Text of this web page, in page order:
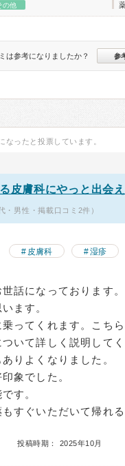
の他
は参考になりましたか？ 参
なったと投票しています。
皮膚科にやっと出会
男性・掲載口コミ2件）
皮膚科 湿疹
話になっております。
ます。
ってくれます。こち
いて詳しく説明して
りよくなりました。
象でした。
す。
すぐいただいて帰れ
投稿時期： 2025年10月